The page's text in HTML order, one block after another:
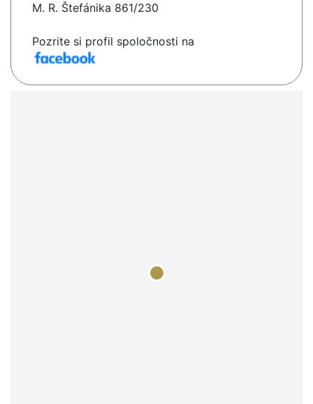
M. R. Štefánika 861/230
Pozrite si profil spoločnosti na